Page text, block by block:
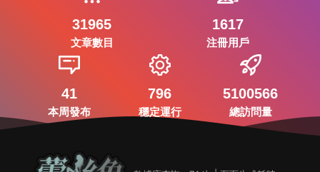
31965
文章數目
1617
注冊用戶
41
本周發布
796
穩定運行
5100566
總訪問量